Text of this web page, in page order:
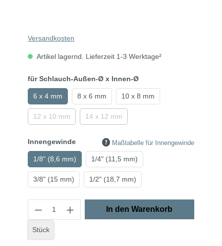
Versandkosten
Artikel lagernd. Lieferzeit 1-3 Werktage²
für Schlauch-Außen-Ø x Innen-Ø
6 x 4 mm 8 x 6 mm 10 x 8 mm
12 x 10 mm 14 x 12 mm
Innengewinde Maßtabelle für Innengewinde
1/8" (8,6 mm) 1/4" (11,5 mm)
3/8" (15 mm) 1/2" (18,7 mm)
Stück
In den Warenkorb